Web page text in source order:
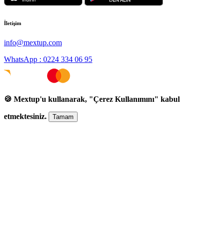
İletişim
info@mextup.com
WhatsApp : 0224 334 06 95
🍪 Mextup'u kullanarak, "Çerez Kullanımını" kabul
etmektesiniz. Tamam